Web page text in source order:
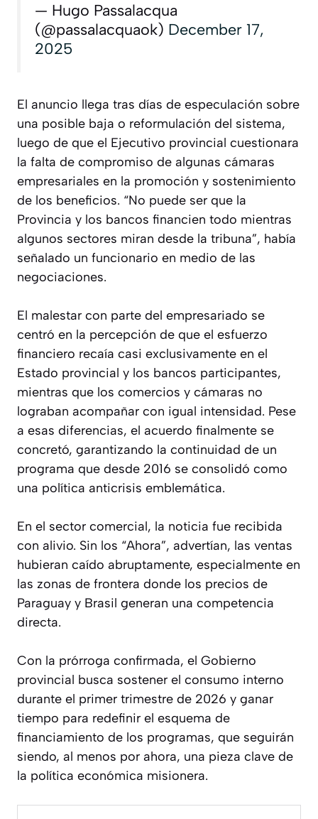
— Hugo Passalacqua
(@passalacquaok) December 17,
2025
El anuncio llega tras días de especulación sobre
una posible baja o reformulación del sistema,
luego de que el Ejecutivo provincial cuestionara
la falta de compromiso de algunas cámaras
empresariales en la promoción y sostenimiento
de los beneficios. “No puede ser que la
Provincia y los bancos financien todo mientras
algunos sectores miran desde la tribuna”, había
señalado un funcionario en medio de las
negociaciones.
El malestar con parte del empresariado se
centró en la percepción de que el esfuerzo
financiero recaía casi exclusivamente en el
Estado provincial y los bancos participantes,
mientras que los comercios y cámaras no
lograban acompañar con igual intensidad. Pese
a esas diferencias, el acuerdo finalmente se
concretó, garantizando la continuidad de un
programa que desde 2016 se consolidó como
una política anticrisis emblemática.
En el sector comercial, la noticia fue recibida
con alivio. Sin los “Ahora”, advertían, las ventas
hubieran caído abruptamente, especialmente en
las zonas de frontera donde los precios de
Paraguay y Brasil generan una competencia
directa.
Con la prórroga confirmada, el Gobierno
provincial busca sostener el consumo interno
durante el primer trimestre de 2026 y ganar
tiempo para redefinir el esquema de
financiamiento de los programas, que seguirán
siendo, al menos por ahora, una pieza clave de
la política económica misionera.